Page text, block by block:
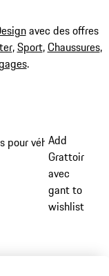
avec des offres
,Sport,Chaussures,
.
pour véhicules pour
Add
Grattoir
avec
gant to
wishlist